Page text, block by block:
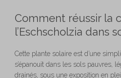
Comment réussir la
l’Eschscholzia dans
Cette plante solaire est d’une
s’épanouit dans les sols pauvres,
drainés, sous une exposition en